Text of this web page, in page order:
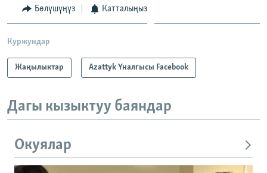
Бөлүшүңүз Катталыңыз
Куржундар
Жаңылыктар Azattyk Үналгысы Facebook
Дагы кызыктуу баяндар
Окуялар